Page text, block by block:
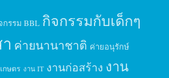
กรรม BBL กิจกรรมกับเด็กๆ
ค่ายนานาชาติ ค่ายอนุรักษ์
กษตร งาน IT งานก่อสร้าง งาน